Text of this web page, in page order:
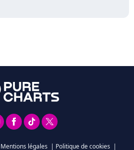
Mentions légales | Politique de cookies |